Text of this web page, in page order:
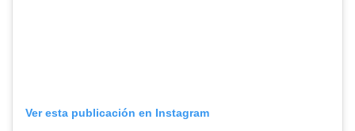
Ver esta publicación en Instagram